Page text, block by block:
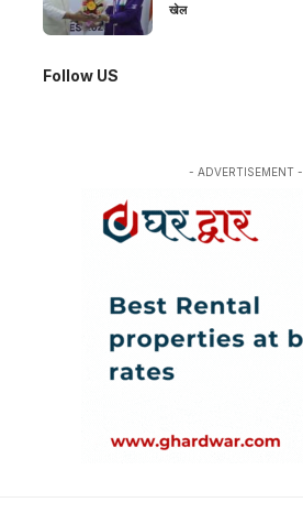
खेल
Follow US
- ADVERTISEMENT -